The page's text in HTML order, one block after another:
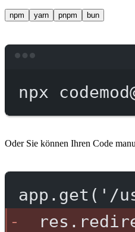
npm yarn pnpm bun
npx
Oder Sie können Ihren Code
app.get('/